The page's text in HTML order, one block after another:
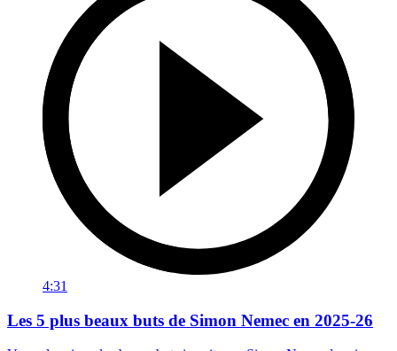
4:31
Les 5 plus beaux buts de Simon Nemec en 2025-26